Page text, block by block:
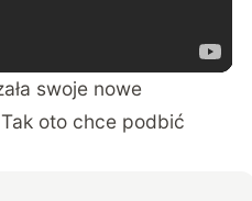
swoje nowe
oto chce podbić